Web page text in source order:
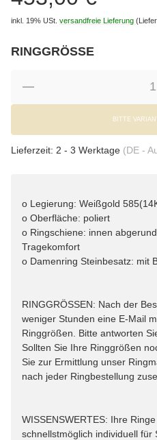
inkl. 19% USt. versandfreie Lieferung
RINGGRÖSSE
BITTE
Lieferzeit: 2 - 3 Werktage (DE -
o Legierung: Weißgold
o Oberfläche: poliert
o Ringschiene: innen
Tragekomfort
o Damenring Steinbesatz: mit
RINGGRÖSSEN: Nach der
weniger Stunden eine E-Mail
Ringgrößen. Bitte antworten
Sollten Sie Ihre Ringgrößen
Sie zur Ermittlung unser
nach jeder Ringbestellung
WISSENSWERTES: Ihre
schnellstmöglich individuell für